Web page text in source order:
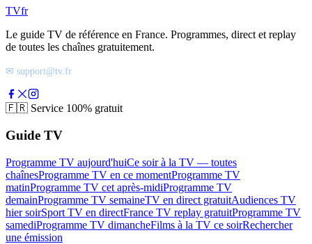
TVfr
Le guide TV de référence en France. Programmes, direct et replay
de toutes les chaînes gratuitement.
✉ support@tv.fr
🇫🇷 Service 100% gratuit
Guide TV
Programme TV aujourd'huiCe soir à la TV — toutes
chaînesProgramme TV en ce momentProgramme TV
matinProgramme TV cet après-midiProgramme TV
demainProgramme TV semaineTV en direct gratuitAudiences TV
hier soirSport TV en directFrance TV replay gratuitProgramme TV
samediProgramme TV dimancheFilms à la TV ce soirRechercher
une émission